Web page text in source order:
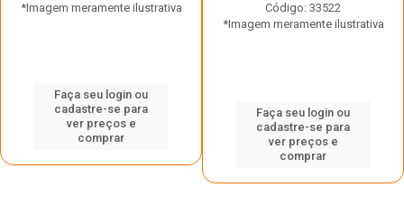
*Imagem meramente ilustrativa
Faça seu login ou
cadastre-se para
ver preços e
comprar
Código: 33522
*Imagem meramente ilustrativa
Faça seu login ou
cadastre-se para
ver preços e
comprar